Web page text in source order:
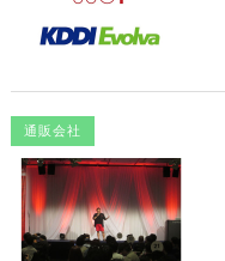
通販会社